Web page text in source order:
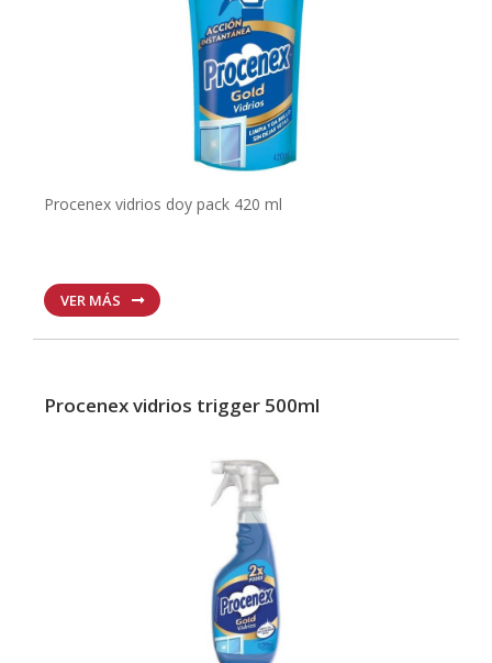
Procenex vidrios doy pack 420 ml
VER MÁS
Procenex vidrios trigger 500ml